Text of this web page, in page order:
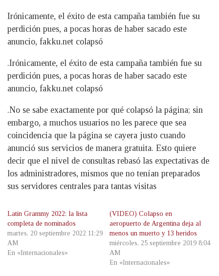
Irónicamente, el éxito de esta campaña también fue su
perdición pues, a pocas horas de haber sacado este
anuncio, fakku.net colapsó
.Irónicamente, el éxito de esta campaña también fue su
perdición pues, a pocas horas de haber sacado este
anuncio, fakku.net colapsó
.No se sabe exactamente por qué colapsó la página; sin
embargo, a muchos usuarios no les parece que sea
coincidencia que la página se cayera justo cuando
anunció sus servicios de manera gratuita. Esto quiere
decir que el nivel de consultas rebasó las expectativas de
los administradores, mismos que no tenían preparados
sus servidores centrales para tantas visitas
Latin Grammy 2022: la lista
completa de nominados
martes, 20 septiembre 2022 11:29
AM
En «Internacionales»
(VIDEO) Colapso en
aeropuerto de Argentina deja al
menos un muerto y 13 heridos
miércoles, 25 septiembre 2019 8:04
AM
En «Internacionales»